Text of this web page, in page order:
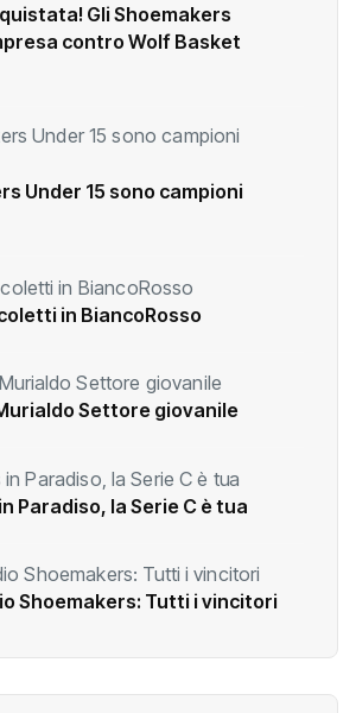
Gli Shoemakers
contro Wolf Basket
Under 15 sono campioni
in BiancoRosso
Settore giovanile
Paradiso, la Serie C è tua
Shoemakers: Tutti i vincitori